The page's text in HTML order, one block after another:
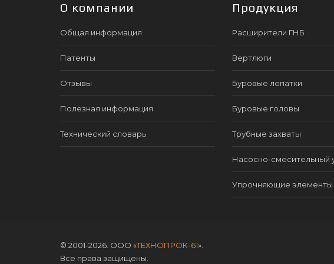
О компании
Общая информация
Патенты
Отзывы
Полезная информация
Технический словарь
Продукция
Расширители ГНБ
Вертлюги
Буровые лопатки
Буровые головы
Трубные захваты
Насосно-смесительный
Упрочняющие элементы
© 2001-2026. ООО «ТЕХНОПРОК-61».
Все права защищены.